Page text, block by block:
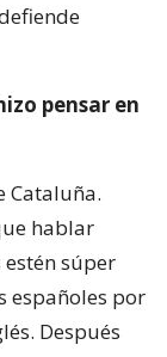
hablar
súper
por
su idioma
permear